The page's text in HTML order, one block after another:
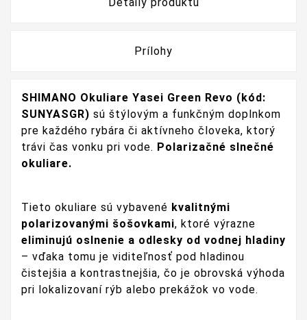
Prílohy
SHIMANO Okuliare Yasei Green Revo (kód:
SUNYASGR) sú štýlovým a funkčným doplnkom
pre každého rybára či aktívneho človeka, ktorý
trávi čas vonku pri vode. Polarizačné slnečné
okuliare.
Tieto okuliare sú vybavené kvalitnými
polarizovanými šošovkami, ktoré výrazne
eliminujú oslnenie a odlesky od vodnej hladiny
– vďaka tomu je viditeľnosť pod hladinou
čistejšia a kontrastnejšia, čo je obrovská výhoda
pri lokalizovaní rýb alebo prekážok vo vode.